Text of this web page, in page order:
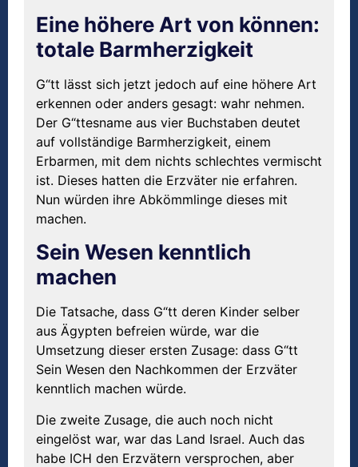
Eine höhere Art von können:
totale Barmherzigkeit
G“tt lässt sich jetzt jedoch auf eine höhere Art
erkennen oder anders gesagt: wahr nehmen.
Der G“ttesname aus vier Buchstaben deutet
auf vollständige Barmherzigkeit, einem
Erbarmen, mit dem nichts schlechtes vermischt
ist. Dieses hatten die Erzväter nie erfahren.
Nun würden ihre Abkömmlinge dieses mit
machen.
Sein Wesen kenntlich
machen
Die Tatsache, dass G“tt deren Kinder selber
aus Ägypten befreien würde, war die
Umsetzung dieser ersten Zusage: dass G“tt
Sein Wesen den Nachkommen der Erzväter
kenntlich machen würde.
Die zweite Zusage, die auch noch nicht
eingelöst war, war das Land Israel. Auch das
habe ICH den Erzvätern versprochen, aber